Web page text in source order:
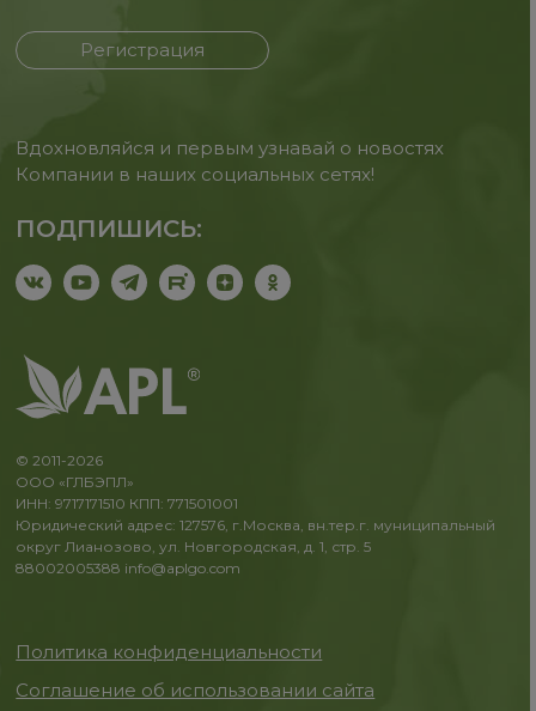
Регистрация
Вдохновляйся и первым узнавай о новостях
Компании в наших социальных сетях!
ПОДПИШИСЬ:
© 2011-2026
ООО «ГЛБЭПЛ»
ИНН: 9717171510 КПП: 771501001
Юридический адрес: 127576, г.Москва, вн.тер.г. муниципальный
округ Лианозово, ул. Новгородская, д. 1, стр. 5
88002005388 info@aplgo.com
Политика конфиденциальности
Соглашение об использовании сайта